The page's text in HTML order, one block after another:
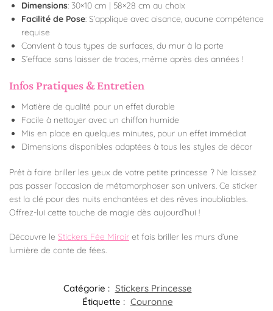
Dimensions: 30×10 cm | 58×28 cm au choix
Facilité de Pose: S’applique avec aisance, aucune compétence
requise
Convient à tous types de surfaces, du mur à la porte
S’efface sans laisser de traces, même après des années !
Infos Pratiques & Entretien
Matière de qualité pour un effet durable
Facile à nettoyer avec un chiffon humide
Mis en place en quelques minutes, pour un effet immédiat
Dimensions disponibles adaptées à tous les styles de décor
Prêt à faire briller les yeux de votre petite princesse ? Ne laissez
pas passer l’occasion de métamorphoser son univers. Ce sticker
est la clé pour des nuits enchantées et des rêves inoubliables.
Offrez-lui cette touche de magie dès aujourd’hui !
Découvre le Stickers Fée Miroir et fais briller les murs d’une
lumière de conte de fées.
Catégorie : Stickers Princesse
Étiquette : Couronne